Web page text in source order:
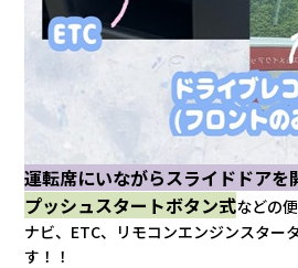
運転席にいながらスライドドアを
プッシュスタートボタン式などの
ナビ、ETC、リモコンエンジンスター
す！！